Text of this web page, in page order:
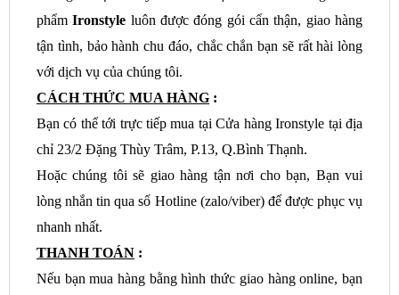
phẩmIronstyle luôn được đóng gói cẩn thận, giao hàng
tận tình, bảo hành chu đáo, chắc chắn bạn sẽ rất hài lòng
với dịch vụ của chúng tôi.
CÁCH THỨC MUA HÀNG :
Bạn có thể tới trực tiếp mua tại Cửa hàng Ironstyle tại địa
chỉ 23/2 Đặng Thùy Trâm, P.13, Q.Bình Thạnh.
Hoặc chúng tôi sẽ giao hàng tận nơi cho bạn, Bạn vui
lòng nhắn tin qua số Hotline (zalo/viber) để được phục vụ
nhanh nhất.
THANH TOÁN :
Nếu bạn mua hàng bằng hình thức giao hàng online, bạn